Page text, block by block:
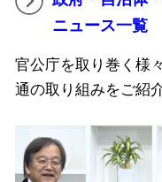
ニュース一覧
官公庁を取り巻く様
通の取り組みをご紹